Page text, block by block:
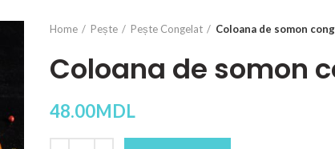
Home Pește Pește Congelat Coloana de somon
Coloana de somon
48.00MDL